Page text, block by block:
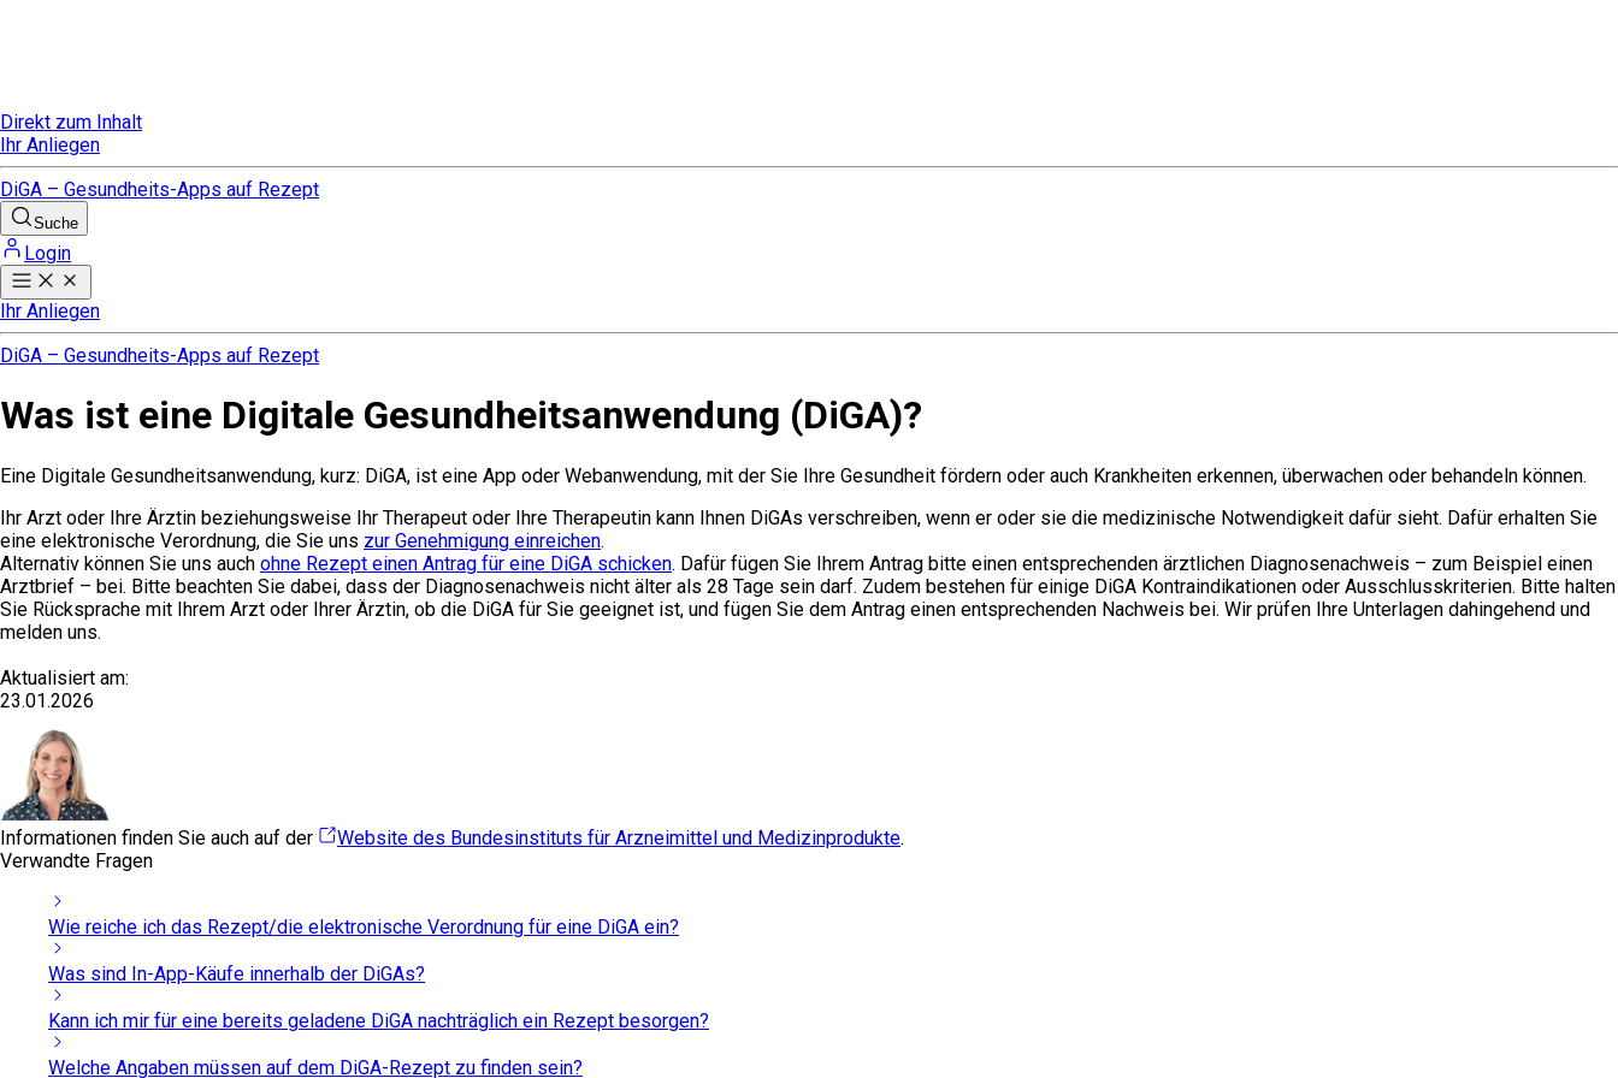
Direkt zum Inhalt
Ihr Anliegen
DiGA – Gesundheits-Apps auf Rezept
Suche
Login
Ihr Anliegen
DiGA – Gesundheits-Apps auf Rezept
Was ist eine Digitale Gesundheitsanwendung (DiGA)?
Eine Digitale Gesundheitsanwendung, kurz: DiGA, ist eine App oder Webanwendung, mit der Sie Ihre Gesundheit fördern oder auch Krankheiten erkennen, überwachen oder behandeln können.
Ihr Arzt oder Ihre Ärztin beziehungsweise Ihr Therapeut oder Ihre Therapeutin kann Ihnen DiGAs verschreiben, wenn er oder sie die medizinische Notwendigkeit dafür sieht. Dafür erhalten Sie
eine elektronische Verordnung, die Sie uns zur Genehmigung einreichen.
Alternativ können Sie uns auch ohne Rezept einen Antrag für eine DiGA schicken. Dafür fügen Sie Ihrem Antrag bitte einen entsprechenden ärztlichen Diagnosenachweis – zum Beispiel einen
Arztbrief – bei. Bitte beachten Sie dabei, dass der Diagnosenachweis nicht älter als 28 Tage sein darf. Zudem bestehen für einige DiGA Kontraindikationen oder Ausschlusskriterien. Bitte halten
Sie Rücksprache mit Ihrem Arzt oder Ihrer Ärztin, ob die DiGA für Sie geeignet ist, und fügen Sie dem Antrag einen entsprechenden Nachweis bei. Wir prüfen Ihre Unterlagen dahingehend und
melden uns.
Aktualisiert am:
23.01.2026
Informationen finden Sie auch auf der Website des Bundesinstituts für Arzneimittel und Medizinprodukte.
Verwandte Fragen
Wie reiche ich das Rezept/die elektronische Verordnung für eine DiGA ein?
Was sind In-App-Käufe innerhalb der DiGAs?
Kann ich mir für eine bereits geladene DiGA nachträglich ein Rezept besorgen?
Welche Angaben müssen auf dem DiGA-Rezept zu finden sein?